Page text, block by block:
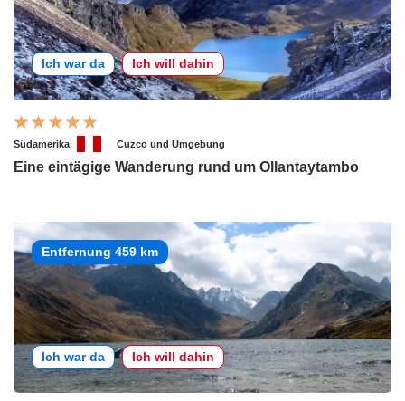
Ich war da Ich will dahin
Südamerika Cuzco und Umgebung
Eine eintägige Wanderung rund um Ollantaytambo
Entfernung 459 km
Ich war da Ich will dahin